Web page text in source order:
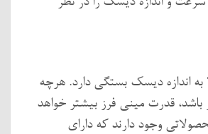
به اندازه دیسک بستگی دارد. هرچه
باشد، قدرت مینی فرز بیشتر خواهد
وجود دارند که دارای